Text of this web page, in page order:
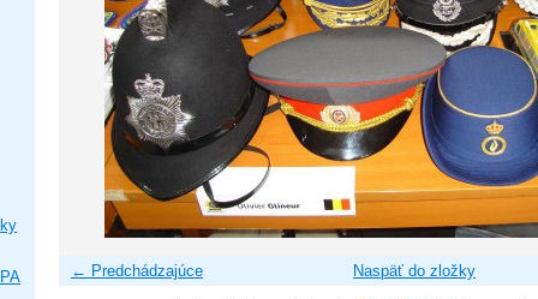
← Predchádzajúce Naspäť do zložky